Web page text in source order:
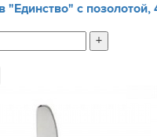
"Единство" с позолотой,
+